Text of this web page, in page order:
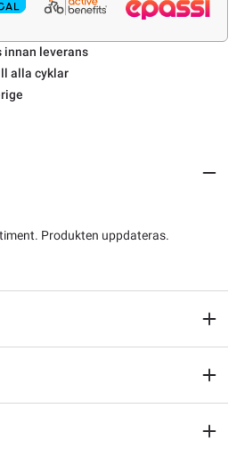
innan leverans
alla cyklar
Produkten uppdateras.